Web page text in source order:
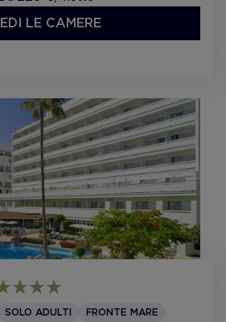
LE CAMERE
SOLO ADULTI
FRONTE MARE